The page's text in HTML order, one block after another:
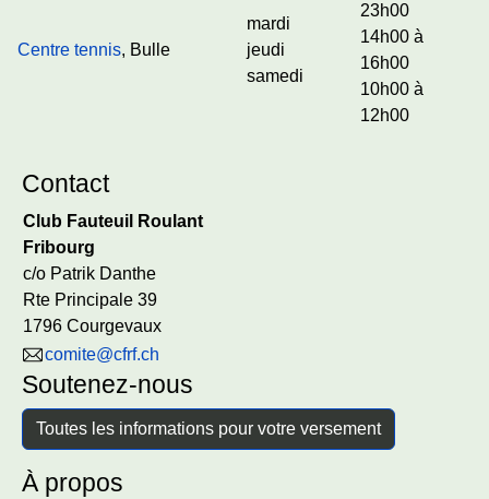
Centre tennis, Bulle
mardi
jeudi
samedi
23h00
14h00 à
16h00
10h00 à
12h00
Contact
Club Fauteuil Roulant
Fribourg
c/o Patrik Danthe
Rte Principale 39
1796 Courgevaux
comite@cfrf.ch
Soutenez-nous
Toutes les informations pour votre versement
À propos